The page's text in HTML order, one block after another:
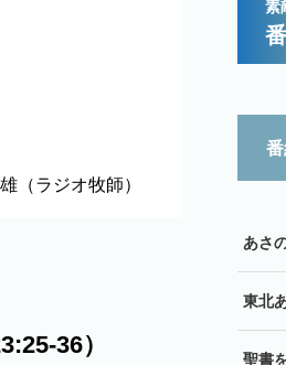
（ラジオ牧師）
36）
素
あさ
東北
聖書